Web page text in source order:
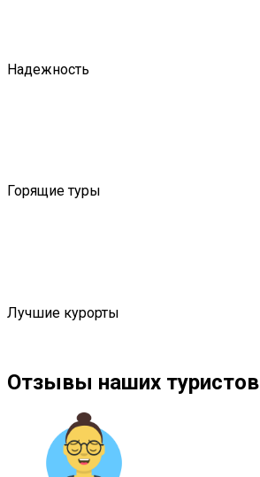
Надежность
Горящие туры
Лучшие курорты
Отзывы наших туристов